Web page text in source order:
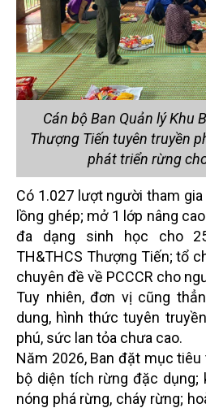
Cán bộ Ban Quản lý Khu
Thượng Tiến tuyên truyền
phát triển rừng
Có 1.027 lượt người tham
lồng ghép; mở 1 lớp nâng
đa dạng sinh học cho
TH&THCS Thượng Tiến; tổ
chuyên đề về PCCCR cho
Tuy nhiên, đơn vị cũng
dung, hình thức tuyên
phú, sức lan tỏa chưa cao.
Năm 2026, Ban đặt mục
bộ diện tích rừng đặc dụng;
nóng phá rừng, cháy rừng;